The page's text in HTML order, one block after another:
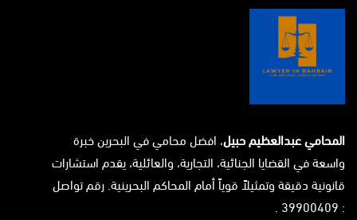
المحامي عبدالعظيم حبيل، افضل محامي في البحرين خبرة
واسعة في القضايا الجنائية، التجارية، والعائلية، يقدم استشارات
قانونية دقيقة وتمثيلاً قوياً أمام المحاكم البحرينية. رقم تواصل
: 39900409 .